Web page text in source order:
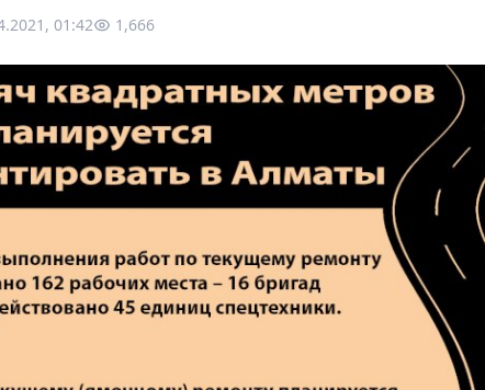
01:42 1,666